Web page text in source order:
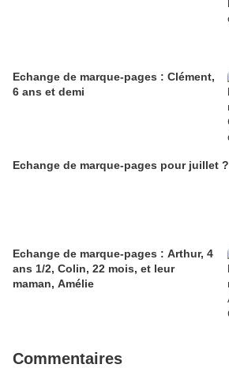
Echange de marque-pages : Clément,
6 ans et demi
Echange de marque-pages pour juillet ?
Echange de marque-pages : Arthur, 4
ans 1/2, Colin, 22 mois, et leur
maman, Amélie
Commentaires